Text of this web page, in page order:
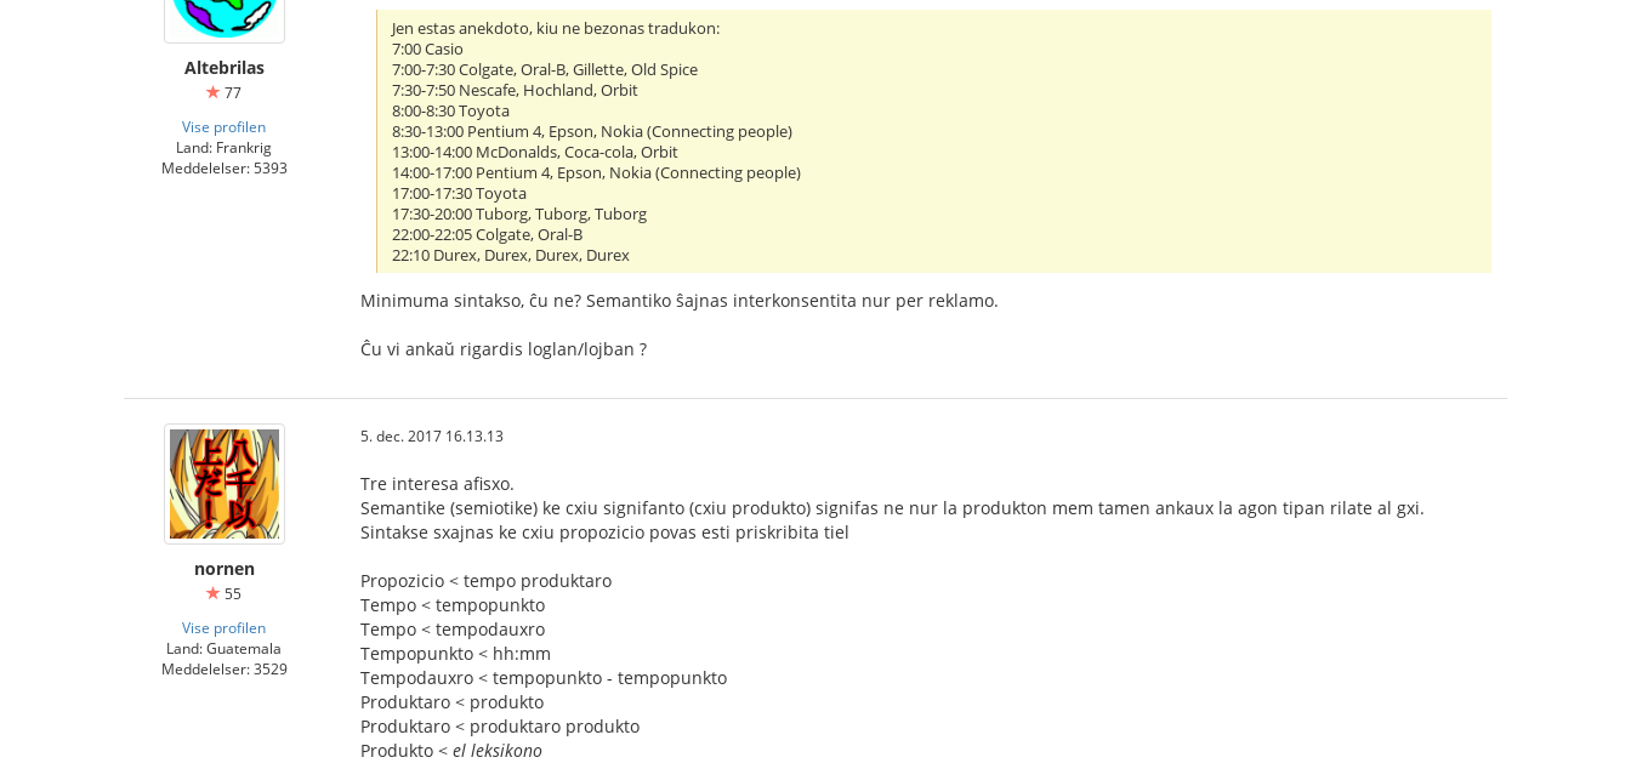
Altebrilas
77
Vise profilen
Land: Frankrig
Meddelelser: 5393
Jen estas anekdoto, kiu ne bezonas tradukon:
7:00 Casio
7:00-7:30 Colgate, Oral-B, Gillette, Old Spice
7:30-7:50 Nescafe, Hochland, Orbit
8:00-8:30 Toyota
8:30-13:00 Pentium 4, Epson, Nokia (Connecting people)
13:00-14:00 McDonalds, Coca-cola, Orbit
14:00-17:00 Pentium 4, Epson, Nokia (Connecting people)
17:00-17:30 Toyota
17:30-20:00 Tuborg, Tuborg, Tuborg
22:00-22:05 Colgate, Oral-B
22:10 Durex, Durex, Durex, Durex
Minimuma sintakso, ĉu ne? Semantiko ŝajnas interkonsentita nur per reklamo.
Ĉu vi ankaŭ rigardis loglan/lojban ?
nornen
55
Vise profilen
Land: Guatemala
Meddelelser: 3529
5. dec. 2017 16.13.13
Tre interesa afisxo.
Semantike (semiotike) ke cxiu signifanto (cxiu produkto) signifas ne nur la produkton mem tamen ankaux la agon tipan rilate al gxi.
Sintakse sxajnas ke cxiu propozicio povas esti priskribita tiel
Propozicio < tempo produktaro
Tempo < tempopunkto
Tempo < tempodauxro
Tempopunkto < hh:mm
Tempodauxro < tempopunkto - tempopunkto
Produktaro < produkto
Produktaro < produktaro produkto
Produkto < el leksikono